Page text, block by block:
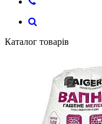
Каталог товарів